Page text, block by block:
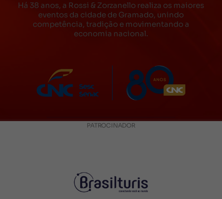
Há 38 anos, a Rossi & Zorzanello realiza os maiores
eventos da cidade de Gramado, unindo
competência, tradição e movimentando a
economia nacional.
PATROCINADOR